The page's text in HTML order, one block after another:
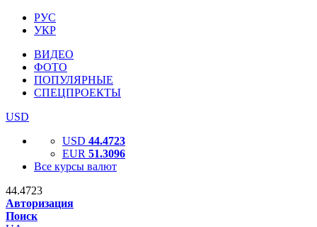
РУС
УКР
ВИДЕО
ФОТО
ПОПУЛЯРНЫЕ
СПЕЦПРОЕКТЫ
USD
USD 44.4723
EUR 51.3096
Все курсы валют
44.4723
Авторизация
Поиск